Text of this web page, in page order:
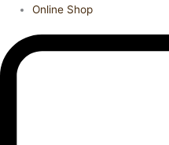
Online Shop